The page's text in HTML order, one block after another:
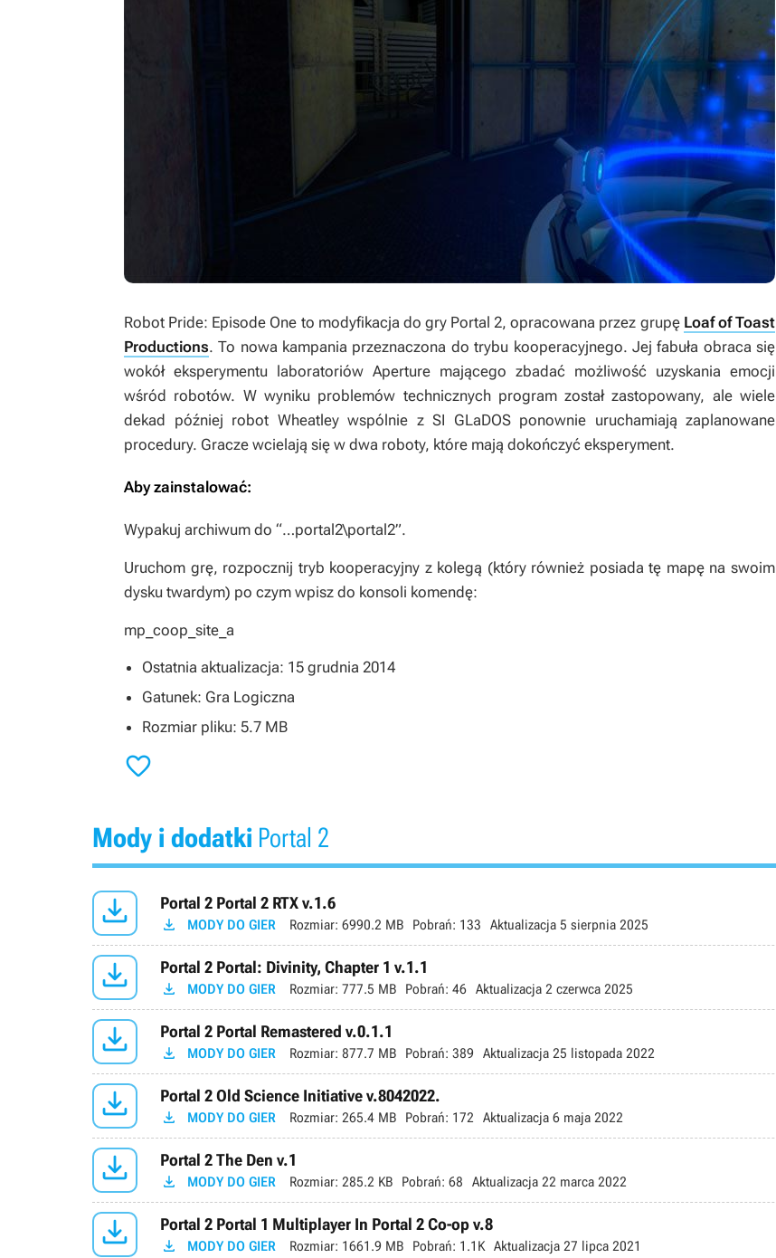
Robot Pride: Episode One to modyfikacja do gry Portal 2, opracowana przez grupę Loaf of Toast
Productions. To nowa kampania przeznaczona do trybu kooperacyjnego. Jej fabuła obraca się
wokół eksperymentu laboratoriów Aperture mającego zbadać możliwość uzyskania emocji
wśród robotów. W wyniku problemów technicznych program został zastopowany, ale wiele
dekad później robot Wheatley wspólnie z SI GLaDOS ponownie uruchamiają zaplanowane
procedury. Gracze wcielają się w dwa roboty, które mają dokończyć eksperyment.
Aby zainstalować:
Wypakuj archiwum do “…portal2\portal2”.
Uruchom grę, rozpocznij tryb kooperacyjny z kolegą (który również posiada tę mapę na swoim
dysku twardym) po czym wpisz do konsoli komendę:
mp_coop_site_a
Ostatnia aktualizacja: 15 grudnia 2014
Gatunek: Gra Logiczna
Rozmiar pliku: 5.7 MB

Mody i dodatki Portal 2
 Portal 2 Portal 2 RTX v.1.6
 MODY DO GIER Rozmiar: 6990.2 MB Pobrań: 133 Aktualizacja 5 sierpnia 2025
 Portal 2 Portal: Divinity, Chapter 1 v.1.1
 MODY DO GIER Rozmiar: 777.5 MB Pobrań: 46 Aktualizacja 2 czerwca 2025
 Portal 2 Portal Remastered v.0.1.1
 MODY DO GIER Rozmiar: 877.7 MB Pobrań: 389 Aktualizacja 25 listopada 2022
 Portal 2 Old Science Initiative v.8042022.
 MODY DO GIER Rozmiar: 265.4 MB Pobrań: 172 Aktualizacja 6 maja 2022
 Portal 2 The Den v.1
 MODY DO GIER Rozmiar: 285.2 KB Pobrań: 68 Aktualizacja 22 marca 2022
 Portal 2 Portal 1 Multiplayer In Portal 2 Co-op v.8
 MODY DO GIER Rozmiar: 1661.9 MB Pobrań: 1.1K Aktualizacja 27 lipca 2021